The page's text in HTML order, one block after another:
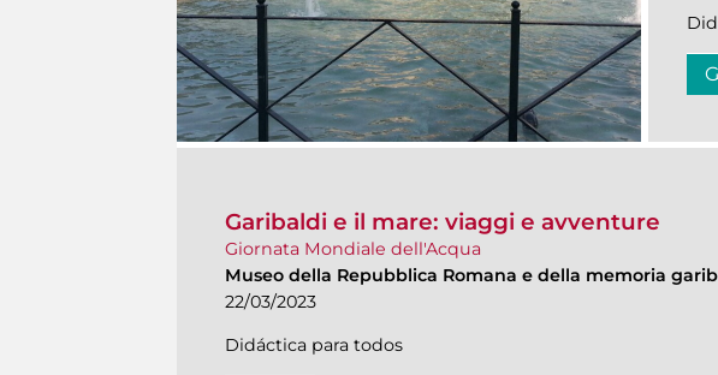
Garibaldi e il mare: viaggi e avventure
Giornata Mondiale dell'Acqua
Museo della Repubblica Romana e della memoria
22/03/2023
Didáctica para todos